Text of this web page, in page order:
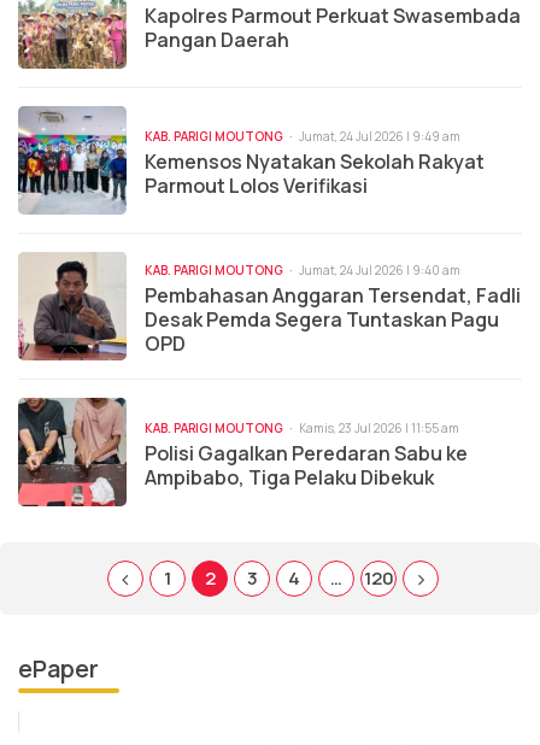
Kapolres Parmout Perkuat Swasembada
Pangan Daerah
KAB. PARIGI MOUTONG Jumat, 24 Jul 2026 | 9:49 am
Kemensos Nyatakan Sekolah Rakyat
Parmout Lolos Verifikasi
KAB. PARIGI MOUTONG Jumat, 24 Jul 2026 | 9:40 am
Pembahasan Anggaran Tersendat, Fadli
Desak Pemda Segera Tuntaskan Pagu
OPD
KAB. PARIGI MOUTONG Kamis, 23 Jul 2026 | 11:55 am
Polisi Gagalkan Peredaran Sabu ke
Ampibabo, Tiga Pelaku Dibekuk
1 2 3 4 … 120
ePaper